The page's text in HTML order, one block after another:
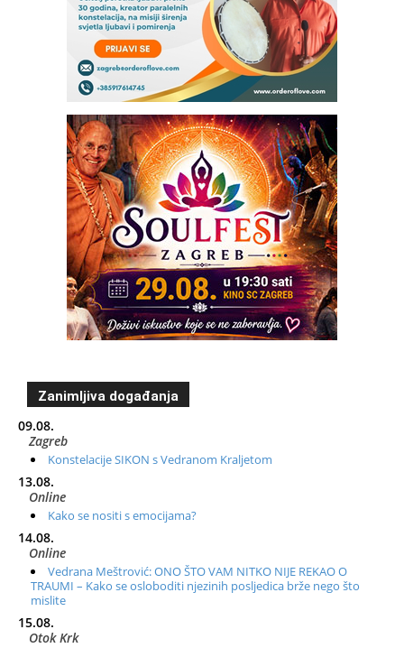
Zanimljiva događanja
09.08.
Zagreb
Konstelacije SIKON s Vedranom Kraljetom
13.08.
Online
Kako se nositi s emocijama?
14.08.
Online
Vedrana Meštrović: ONO ŠTO VAM NITKO NIJE REKAO O
TRAUMI – Kako se osloboditi njezinih posljedica brže nego što
mislite
15.08.
Otok Krk